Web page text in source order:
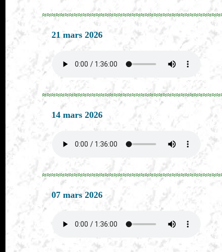
21 mars 2026
14 mars 2026
07 mars 2026